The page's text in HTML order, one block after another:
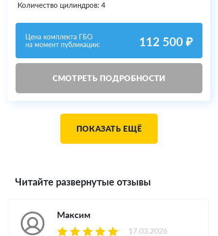
Количество цилиндров: 4
Цена комплекта ГБО
на момент публикации:
112 500 ₽
СМОТРЕТЬ ПОДРОБНОСТИ
ПОКАЗАТЬ ЕЩЁ
Читайте развернутые отзывы
Максим
17.03.2026